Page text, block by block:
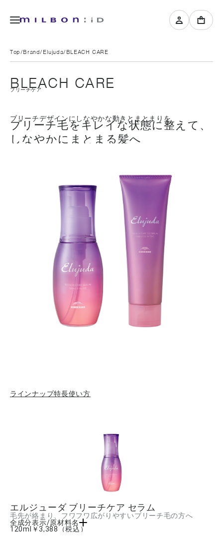
Top Brand Elujuda BLEACH CARE
BLEACH CARE
ブリーチケア
ブリーチデザインにしなやかな動きとまとまりを
ブリーチ毛をキレイな状態に整えて、
しなやかにまとまる髪へ
ラインナップ特長使い方
エルジューダ ブリーチケア セラム
毛先が絡まり、フワフワ広がりやすいブリーチ毛の方へ
全成分表示/原材料名
120ml ￥3,388 （税込）